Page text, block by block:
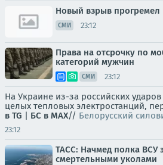
Новый взрыв прогремел
СМИ 23:12
Права на отсрочку по
категорий мужчин
СМИ 23:12
На Украине из-за российских
целых тепловых электростанций,
в TG | БС в МАХ// Белорусский
23:12
ТАСС: Начмед полка ВСУ
смертельными уколами